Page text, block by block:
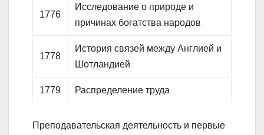
1776
Исследование о природе и
причинах богатства народов
1778
История связей между Англией и
Шотландией
1779 Распределение труда
Преподавательская деятельность и первые